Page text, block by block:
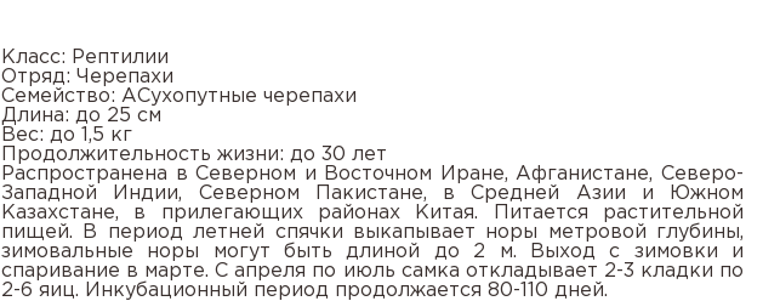
Класс: Рептилии
Отряд: Черепахи
Семейство: АСухопутные черепахи
Длина: до 25 см
Вес: до 1,5 кг
Продолжительность жизни: до 30 лет
Распространена в Северном и Восточном Иране, Афганистане, Северо-
Западной Индии, Северном Пакистане, в Средней Азии и Южном
Казахстане, в прилегающих районах Китая. Питается растительной
пищей. В период летней спячки выкапывает норы метровой глубины,
зимовальные норы могут быть длиной до 2 м. Выход с зимовки и
спаривание в марте. С апреля по июль самка откладывает 2-3 кладки по
2-6 яиц. Инкубационный период продолжается 80-110 дней.